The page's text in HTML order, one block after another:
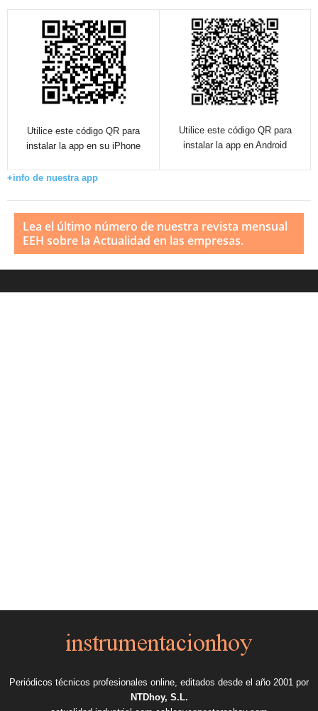
Utilice este código QR para
instalar la app en su iPhone
Utilice este código QR para
instalar la app en Android
+info de nuestra app
Lea el último número de nuestra revista mensual
EEH sobre la Actualidad en las empresas.
Periódicos técnicos profesionales online, editados desde el año 2001 por
NTDhoy, S.L.